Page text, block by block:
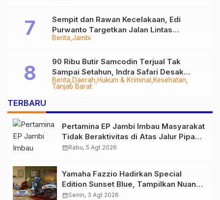
Berita Jambi
Sempit dan Rawan Kecelakaan, Edi
Purwanto Targetkan Jalan Lintas
Tungkal-Jambi Mulus di 2028
Berita Daerah Hukum & Kriminal
Kesehatan
Tanjab Barat
90 Ribu Butir Samcodin Terjual Tak
Sampai Setahun, Indra Safari Desak
Audit Menyeluruh
TERBARU
Pertamina EP Jambi Imbau Masyarakat
Tidak Beraktivitas di Atas Jalur Pipa
Migas Demi Keselamatan Bersama
calendar_monthRabu, 5 Agt 2026
Yamaha Fazzio Hadirkan Special
Edition Sunset Blue, Tampilkan Nuansa
Retro Summer yang Semakin Skena
calendar_monthSenin, 3 Agt 2026